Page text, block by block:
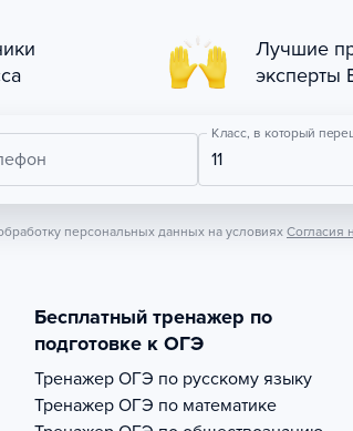
Лучшие
эксперты
Класс, в который
11
персональных данных на условиях Согласия
Бесплатный тренажер по
подготовке к ОГЭ
Тренажер ОГЭ по русскому языку
Тренажер ОГЭ по математике